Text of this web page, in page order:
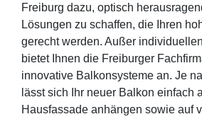
Freiburg dazu, optisch
Lösungen zu schaffen, die Ihren
gerecht werden. Außer
bietet Ihnen die Freiburger
innovative Balkonsysteme an. Je
lässt sich Ihr neuer Balkon einfach
Hausfassade anhängen sowie auf